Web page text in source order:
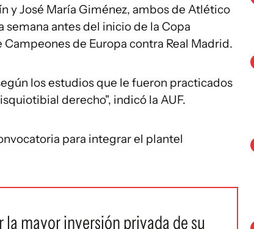
y José María Giménez, ambos de Atlético
antes del inicio de la Copa
de Europa contra Real Madrid.
los estudios que le fueron practicados
derecho", indicó la AUF.
para integrar el plantel
mayor inversión privada de su